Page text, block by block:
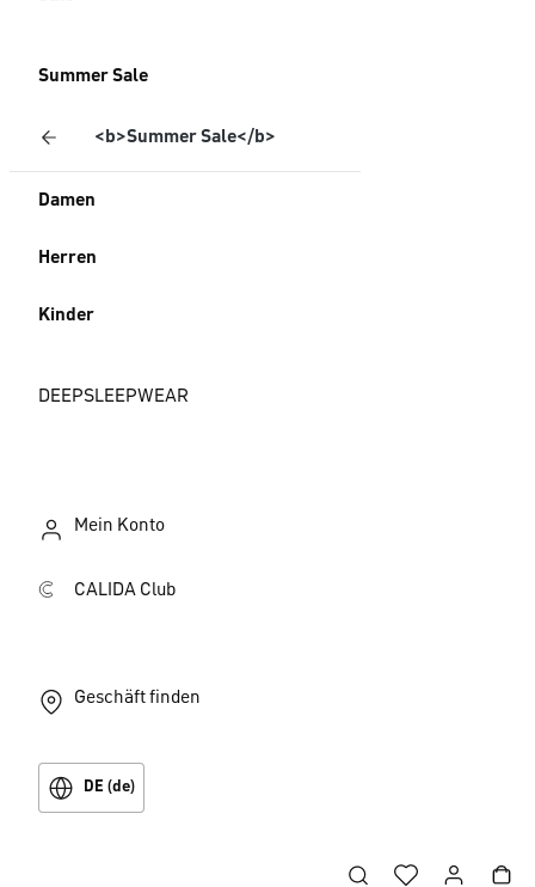
Summer Sale
<b>Summer Sale</b>
Damen
Herren
Kinder
DEEPSLEEPWEAR
Mein Konto
CALIDA Club
Geschäft finden
DE (de)